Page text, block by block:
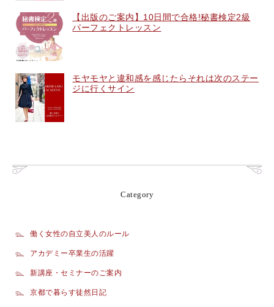
【出版のご案内】10日間で合格!秘書検定2級
パーフェクトレッスン
モヤモヤと違和感を感じたらそれは次のステー
ジに行くサイン
Category
働く女性の自立美人のルール
アカデミー卒業生の活躍
新講座・セミナーのご案内
京都で暮らす徒然日記